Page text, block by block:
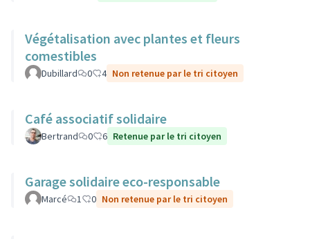
Végétalisation avec plantes et fleurs
comestibles
Dubillard 0 4 Non retenue par le tri citoyen
Café associatif solidaire
Bertrand 0 6 Retenue par le tri citoyen
Garage solidaire eco-responsable
Marcé 1 0 Non retenue par le tri citoyen